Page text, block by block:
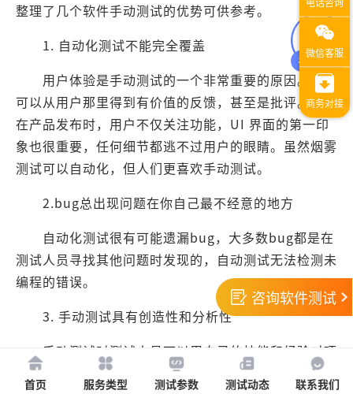
整理了几个软件手动测试的优势可供参考。
1. 自动化测试不能完全覆盖
用户体验是手动测试的一个非常重要的原因。我们
可以从用户那里得到有价值的反馈，甚至是批评。因为
在产品发布时，用户不仅关注功能，UI 界面的第一印
象也很重要，任何细节都逃不过用户的眼睛。虽然烟雾
测试可以自动化，但人们更喜欢手动测试。
2.bug总出现问题在你自己最不经意的地方
自动化测试很有可能遗漏bug，大多数bug都是在
测试人员寻找其他问题时发现的，自动测试无法检测未
编程的错误。
3. 手动测试具有创造性和分析性
手动测试时测试人员可以用自己的技能和经验对项
目进行具体的制定策略和开始，在这个层面上，人工的
咨询软件测试
首页 服务类型 测试参数 测试动态 联系我们